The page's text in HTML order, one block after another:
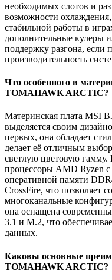
необходимых слотов и
возможности
стабильной работы в
дополнительные кулеры
поддержку разгона, если
производительность
Что особенного в
TOMAHAWK ARCTIC?
Материнская плата MSI
выделяется своим
первых, она обладает
делает её отличным
светлую цветовую гамму.
процессоры AMD Ryzen
оперативной памяти
CrossFire, что позволяет
многоканальные
она оснащена
3.1 и M.2, что
данных.
Каковы основные
TOMAHAWK ARCTIC?